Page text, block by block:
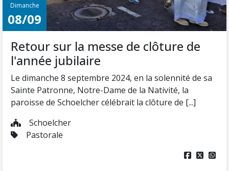
Dimanche
08/09
Retour sur la messe de clôture de
l'année jubilaire
Le dimanche 8 septembre 2024, en la solennité de sa
Sainte Patronne, Notre-Dame de la Nativité, la
paroisse de Schoelcher célébrait la clôture de [...]
Schoelcher
Pastorale
  